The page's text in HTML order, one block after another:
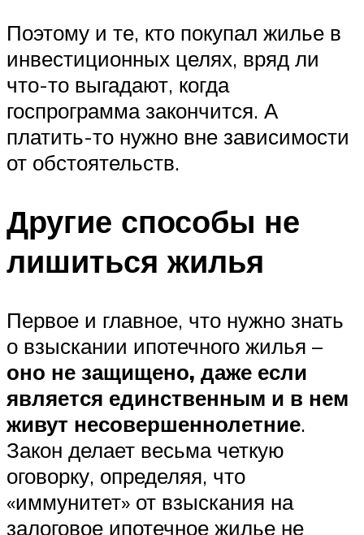
Поэтому и те, кто покупал жилье в
инвестиционных целях, вряд ли
что-то выгадают, когда
госпрограмма закончится. А
платить-то нужно вне зависимости
от обстоятельств.
Другие способы не
лишиться жилья
Первое и главное, что нужно знать
о взыскании ипотечного жилья –
оно не защищено, даже если
является единственным и в нем
живут несовершеннолетние.
Закон делает весьма четкую
оговорку, определяя, что
«иммунитет» от взыскания на
залоговое ипотечное жилье не